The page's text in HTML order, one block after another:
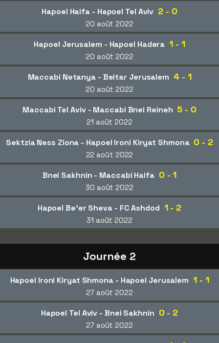
Hapoel Haifa - Hapoel Tel Aviv 2 - 0
20 août 2022
Hapoel Jerusalem - Hapoel Hadera 1 - 1
20 août 2022
Maccabi Netanya - Beitar Jerusalem 4 - 1
20 août 2022
Maccabi Tel Aviv - Maccabi Bnei Reineh 5 - 0
21 août 2022
Sektzia Ness Ziona - Hapoel Ironi Kiryat Shmona 0 - 2
22 août 2022
Bnei Sakhnin - Maccabi Haifa 0 - 1
30 août 2022
Hapoel Be'er Sheva - FC Ashdod 1 - 2
31 août 2022
Journée 2
Hapoel Ironi Kiryat Shmona - Hapoel Jerusalem 1 - 1
27 août 2022
Hapoel Tel Aviv - Bnei Sakhnin 0 - 2
27 août 2022